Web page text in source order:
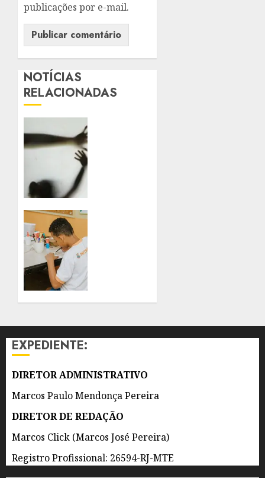
publicações por e-mail.
NOTÍCIAS
RELACIONADAS
AGOSTO
8 DE
AGOSTO
DE 2026
0
EXPEDIENTE:
DIRETOR ADMINISTRATIVO
Marcos Paulo Mendonça Pereira
DIRETOR DE REDAÇÃO
Marcos Click (Marcos José Pereira)
Registro Profissional: 26594-RJ-MTE